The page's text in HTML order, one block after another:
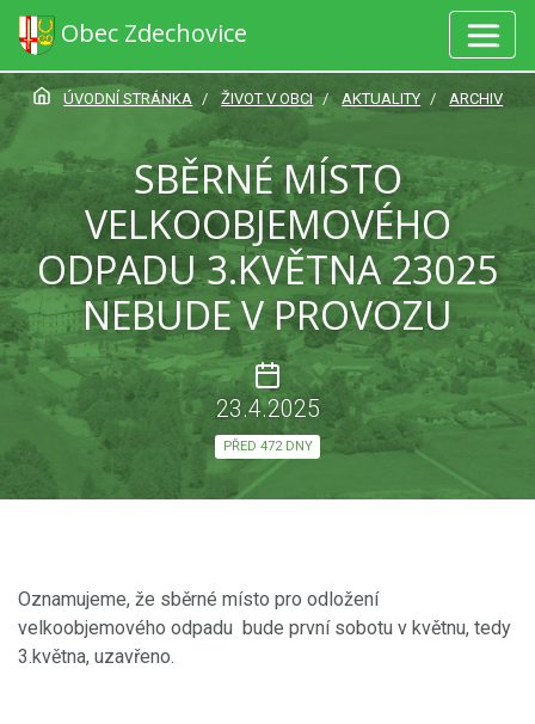
Obec Zdechovice
ÚVODNÍ STRÁNKA ŽIVOT V OBCI AKTUALITY ARCHIV
SBĚRNÉ MÍSTO
VELKOOBJEMOVÉHO
ODPADU 3.KVĚTNA 23025
NEBUDE V PROVOZU
23.4.2025
PŘED 472 DNY
Oznamujeme, že sběrné místo pro odložení
velkoobjemového odpadu bude první sobotu v květnu, tedy
3.května, uzavřeno.